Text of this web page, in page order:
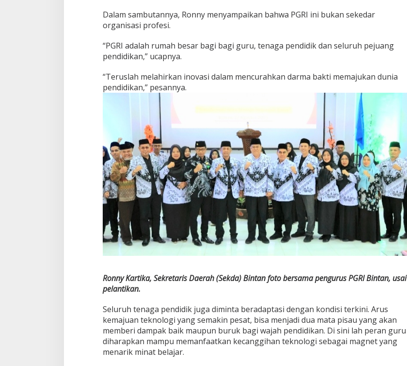
Dalam sambutannya, Ronny menyampaikan bahwa PGRI ini bukan sekedar
organisasi profesi.
“PGRI adalah rumah besar bagi bagi guru, tenaga pendidik dan seluruh pejuang
pendidikan,” ucapnya.
“Teruslah melahirkan inovasi dalam mencurahkan darma bakti memajukan dunia
pendidikan,” pesannya.
Ronny Kartika, Sekretaris Daerah (Sekda) Bintan foto bersama pengurus PGRI Bintan, usai
pelantikan.
Seluruh tenaga pendidik juga diminta beradaptasi dengan kondisi terkini. Arus
kemajuan teknologi yang semakin pesat, bisa menjadi dua mata pisau yang akan
memberi dampak baik maupun buruk bagi wajah pendidikan. Di sini lah peran guru
diharapkan mampu memanfaatkan kecanggihan teknologi sebagai magnet yang
menarik minat belajar.